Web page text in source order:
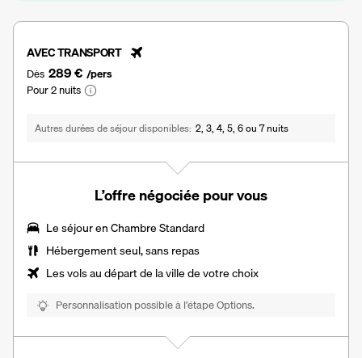
AVEC TRANSPORT
Dès 289 € /pers
Pour 2 nuits
Autres durées de séjour disponibles 2, 3, 4, 5, 6 ou 7 nuits
L’offre négociée pour vous
Le séjour en Chambre Standard
Hébergement seul, sans repas
Les vols au départ de la ville de votre choix
Personnalisation possible à l’étape Options.